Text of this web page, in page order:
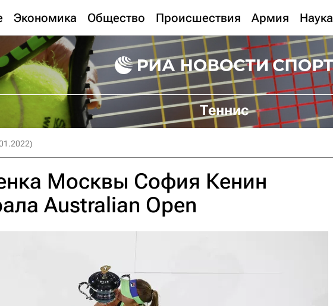
Экономика Общество Происшествия Армия Наука
Теннис
Москвы София Кенин
Australian Open